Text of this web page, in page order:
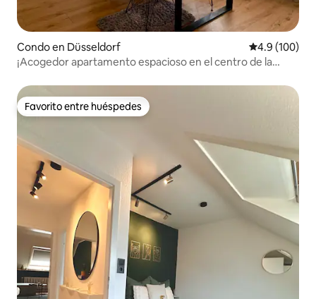
Condo en Düsseldorf Calificación
4.9 (100)
¡Acogedor apartamento espacioso en el centro de la
Favorito entre huéspedes
Favorito entre huéspedes